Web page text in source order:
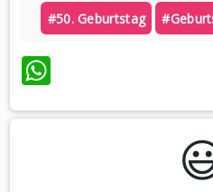
#50. Geburtstag
WhatsApp